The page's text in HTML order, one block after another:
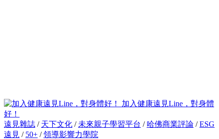
加入健康遠見Line，對身體
好！
遠見雜誌 / 天下文化 / 未來親子學習平台 / 哈佛商業評論 /ESG
遠見 / 50+ /領導影響力學院